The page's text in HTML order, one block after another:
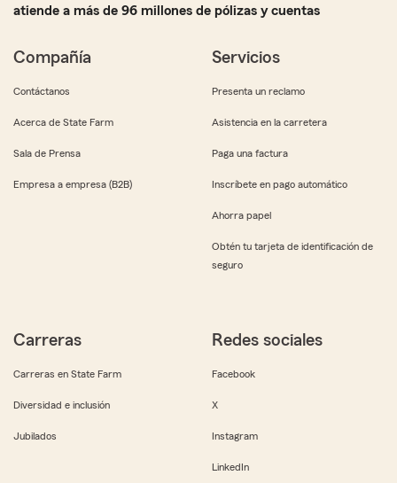
atiende a más de 96 millones de pólizas y cuentas
Compañía
Contáctanos
Acerca de State Farm
Sala de Prensa
Empresa a empresa (B2B)
Servicios
Presenta un reclamo
Asistencia en la carretera
Paga una factura
Inscríbete en pago automático
Ahorra papel
Obtén tu tarjeta de identificación de
seguro
Carreras
Carreras en State Farm
Diversidad e inclusión
Jubilados
Redes sociales
Facebook
X
Instagram
LinkedIn